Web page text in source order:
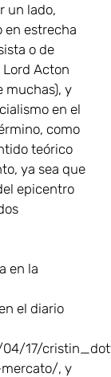
un lado,
en estrecha
o de
Acton
muchas), y
en el
como
teórico
ya sea que
epicentro
en la
el diario
17/
, y